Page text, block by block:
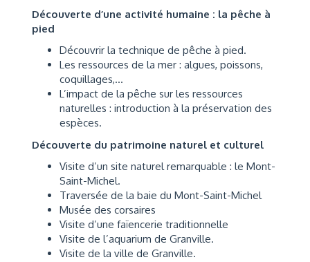
Découverte d’une activité humaine : la pêche à
pied
Découvrir la technique de pêche à pied.
Les ressources de la mer : algues, poissons,
coquillages,…
L’impact de la pêche sur les ressources
naturelles : introduction à la préservation des
espèces.
Découverte du patrimoine naturel et culturel
Visite d’un site naturel remarquable : le Mont-
Saint-Michel.
Traversée de la baie du Mont-Saint-Michel
Musée des corsaires
Visite d’une faïencerie traditionnelle
Visite de l’aquarium de Granville.
Visite de la ville de Granville.